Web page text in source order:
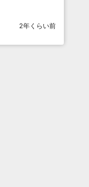
2年くらい前